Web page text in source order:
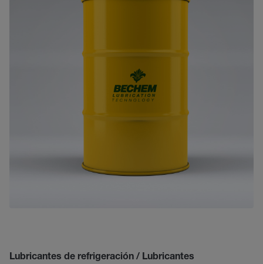
Lubricantes de refrigeración / Lubricantes